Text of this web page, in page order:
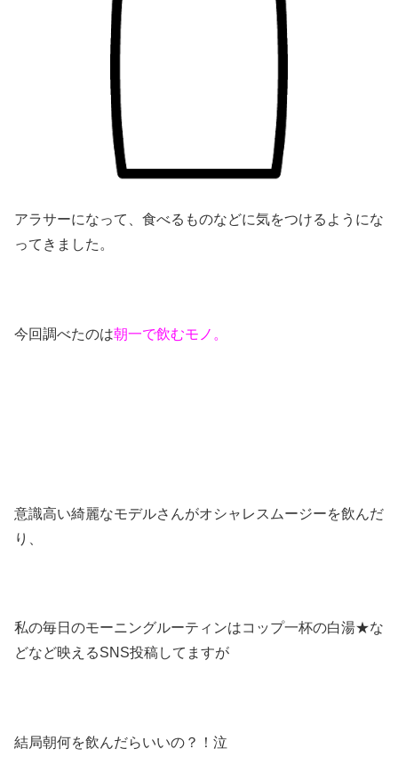
アラサーになって、食べるものなどに気をつけるようにな
ってきました。
今回調べたのは朝一で飲むモノ。
意識高い綺麗なモデルさんがオシャレスムージーを飲んだ
り、
私の毎日のモーニングルーティンはコップ一杯の白湯★な
どなど映えるSNS投稿してますが
結局朝何を飲んだらいいの？！泣